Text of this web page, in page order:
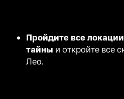
Пройдите все
тайны и откройте все
Лео.